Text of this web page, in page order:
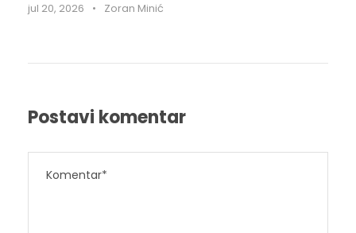
jul 20, 2026 • Zoran Minić
Postavi komentar